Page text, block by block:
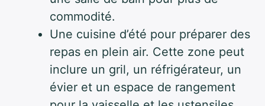
commodité.
Une cuisine d’été pour préparer des
repas en plein air. Cette zone peut
inclure un gril, un réfrigérateur, un
évier et un espace de rangement